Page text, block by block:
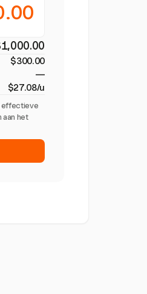
$300.00
—
$27.08/u
effectieve
het